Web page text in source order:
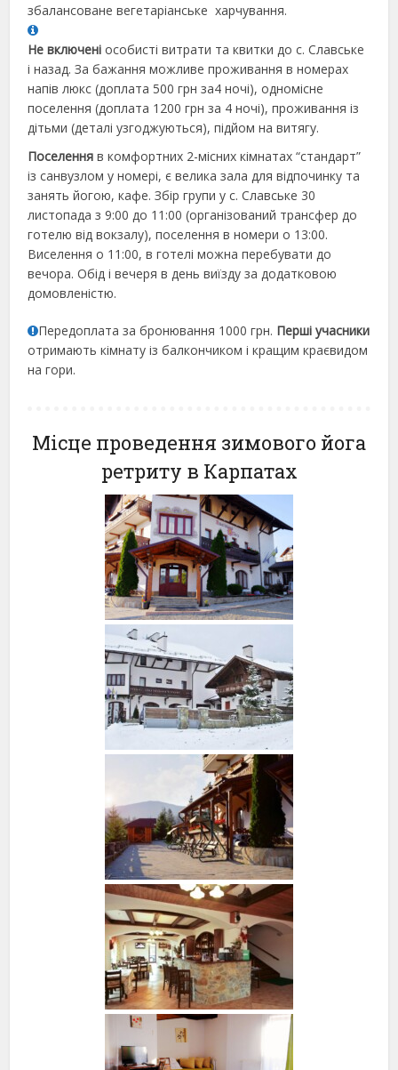
збалансоване вегетаріанське харчування.
Не включеніособисті витрати та квитки до с. Славське
і назад. За бажання можливе проживання в номерах
напів люкс (доплата 500 грн за4 ночі), одномісне
поселення (доплата 1200 грн за 4 ночі), проживання із
дітьми (деталі узгоджуються), підйом на витягу.
Поселення в комфортних 2-місних кімнатах “стандарт”
із санвузлом у номері, є велика зала для відпочинку та
занять йогою, кафе. Збір групи у с. Славське 30
листопада з 9:00 до 11:00 (організований трансфер до
готелю від вокзалу), поселення в номери о 13:00.
Виселення о 11:00, в готелі можна перебувати до
вечора. Обід і вечеря в день виїзду за додатковою
домовленістю.
Передоплата за бронювання 1000 грн. Перші учасники
отримають кімнату із балкончиком і кращим краєвидом
на гори.
Місце проведення зимового йога
ретриту в Карпатах